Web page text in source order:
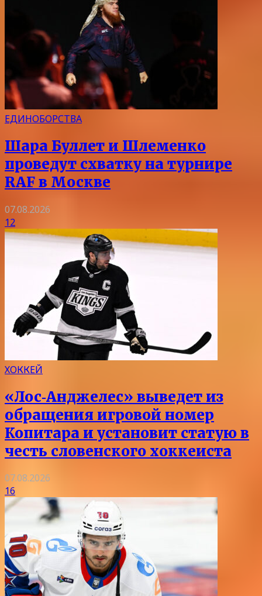
ЕДИНОБОРСТВА
Шара Буллет и Шлеменко
проведут схватку на турнире
RAF в Москве
07.08.2026
12
ХОККЕЙ
«Лос‑Анджелес» выведет из
обращения игровой номер
Копитара и установит статую в
честь словенского хоккеиста
07.08.2026
16